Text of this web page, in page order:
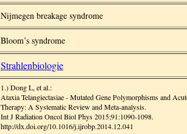
Nijmegen breakage syndrome
Bloom’s syndrome
Strahlenbiologie
1.) Dong L, et al.:
Ataxia Telangiectasiae - Mutated Gene Polymorphisms and
Therapy: A Systematic Review and Meta-analysis.
Int J Radiation Oncol Biol Phys 2015;91:1090-1098.
http://dx.doi.org/10.1016/j.ijrobp.2014.12.041